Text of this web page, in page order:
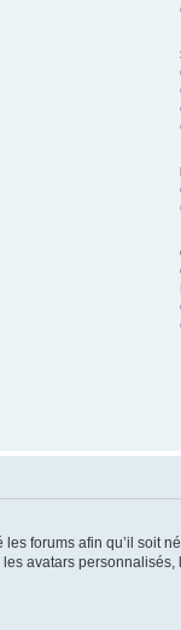
forums afin qu’il soit
avatars